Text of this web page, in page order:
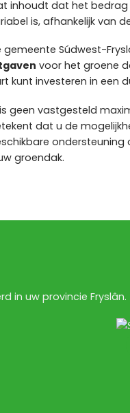
inhoudt dat het bedrag
is, afhankelijk van
gemeente Súdwest-
voor het groene
kunt investeren in een
is geen vastgesteld
dat u de
ondersteuning
groendak.
in uw provincie Fryslân.